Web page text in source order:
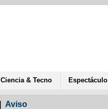
Ciencia & Tecno Espectáculo
Aviso